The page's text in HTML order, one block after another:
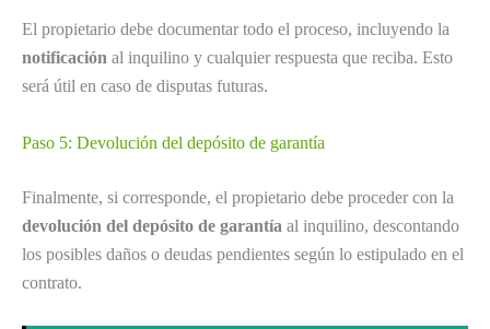
El propietario debe documentar todo el proceso, incluyendo la
notificación al inquilino y cualquier respuesta que reciba. Esto
será útil en caso de disputas futuras.
Paso 5: Devolución del depósito de garantía
Finalmente, si corresponde, el propietario debe proceder con la
devolución del depósito de garantía al inquilino, descontando
los posibles daños o deudas pendientes según lo estipulado en el
contrato.